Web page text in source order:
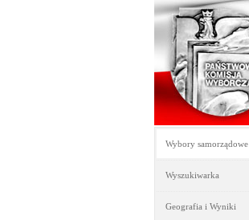
Wybory samorządowe
Wyszukiwarka
Geografia i Wyniki